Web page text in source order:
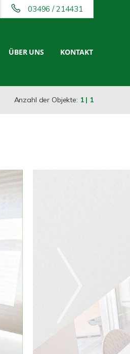
03496 / 214431
ÜBER UNS KONTAKT
Anzahl der Objekte: 1 | 1